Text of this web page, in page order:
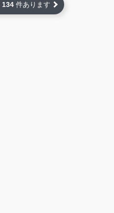
134 件あります